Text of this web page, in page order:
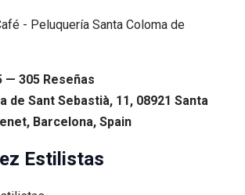
— 305 Reseñas
de Sant Sebastià, 11, 08921 Santa
Barcelona, Spain
Estilistas